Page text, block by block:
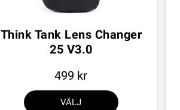
Think Tank Lens Changer
25 V3.0
499
VÄLJ